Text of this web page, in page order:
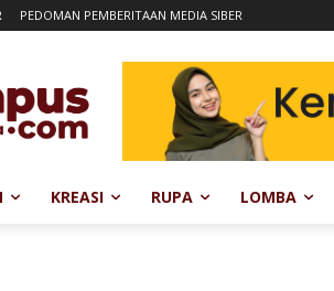
PEDOMAN PEMBERITAAN MEDIA SIBER
KREASI RUPA LOMBA